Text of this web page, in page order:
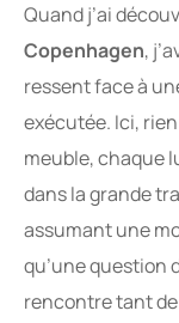
Quand j’ai
Copenhagen,
ressent face à
exécutée. Ici,
meuble, chaque
dans la grande
assumant une
qu’une question
rencontre tant de